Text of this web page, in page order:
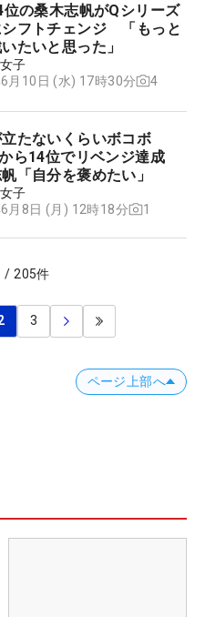
位の桑木志帆がQシリーズ
シフトチェンジ 「もっと
いたいと思った」
子
月10日 (水) 17時30分
4
立たないくらいボコボ
ら14位でリベンジ達成
「自分を褒めたい」
子
月8日 (月) 12時18分
1
/ 205件
3
ページ上部へ